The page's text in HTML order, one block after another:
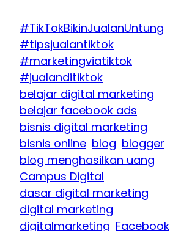
#TikTokBikinJualanUntung
#tipsjualantiktok
#marketingviatiktok
#jualanditiktok
belajar digital marketing
belajar facebook ads
bisnis digital marketing
bisnis online blog blogger
blog menghasilkan uang
Campus Digital
dasar digital marketing
digital marketing
digitalmarketing Facebook